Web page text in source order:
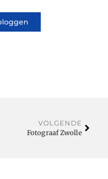
VOLGENDE
Fotograaf Zwolle